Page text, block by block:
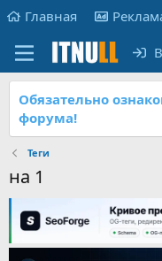
Главная
Обязательно
форума!
Теги
на 1